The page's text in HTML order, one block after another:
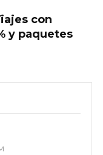
con
y paquetes